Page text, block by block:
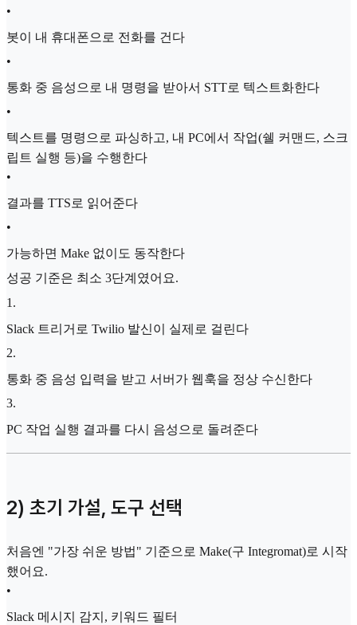
•
봇이 내 휴대폰으로 전화를 건다
•
통화 중 음성으로 내 명령을 받아서 STT로 텍스트화한다
•
텍스트를 명령으로 파싱하고, 내 PC에서 작업(쉘 커맨드, 스크
립트 실행 등)을 수행한다
•
결과를 TTS로 읽어준다
•
가능하면 Make 없이도 동작한다
성공 기준은 최소 3단계였어요.
1 .
Slack 트리거로 Twilio 발신이 실제로 걸린다
2.
통화 중 음성 입력을 받고 서버가 웹훅을 정상 수신한다
3.
PC 작업 실행 결과를 다시 음성으로 돌려준다
2) 초기 가설, 도구 선택
처음엔 "가장 쉬운 방법" 기준으로 Make(구 Integromat)로 시작
했어요.
•
Slack 메시지 감지, 키워드 필터